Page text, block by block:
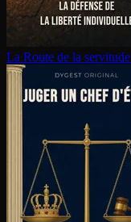
La Route de la servitude